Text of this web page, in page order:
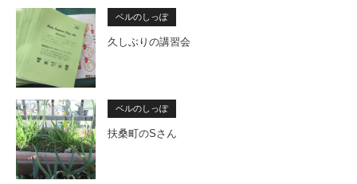
ベルのしっぽ
久しぶりの講習会
ベルのしっぽ
扶桑町のSさん